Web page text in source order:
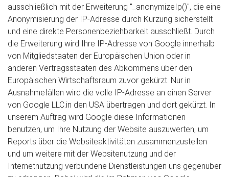
ausschließlich mit der Erweiterung "_anonymizeIp()", die eine
Anonymisierung der IP-Adresse durch Kürzung sicherstellt
und eine direkte Personenbeziehbarkeit ausschließt. Durch
die Erweiterung wird Ihre IP-Adresse von Google innerhalb
von Mitgliedstaaten der Europäischen Union oder in
anderen Vertragsstaaten des Abkommens über den
Europäischen Wirtschaftsraum zuvor gekürzt. Nur in
Ausnahmefällen wird die volle IP-Adresse an einen Server
von Google LLC.in den USA übertragen und dort gekürzt. In
unserem Auftrag wird Google diese Informationen
benutzen, um Ihre Nutzung der Website auszuwerten, um
Reports über die Websiteaktivitäten zusammenzustellen
und um weitere mit der Websitenutzung und der
Internetnutzung verbundene Dienstleistungen uns gegenüber